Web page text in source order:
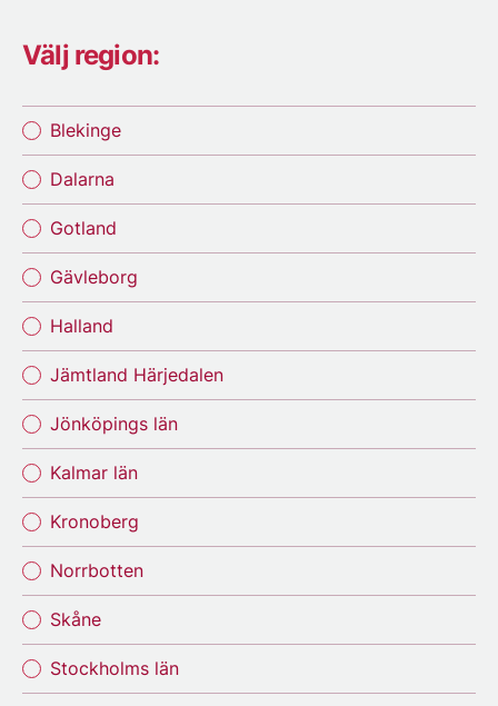
Välj region:
Blekinge
Dalarna
Gotland
Gävleborg
Halland
Jämtland Härjedalen
Jönköpings län
Kalmar län
Kronoberg
Norrbotten
Skåne
Stockholms län